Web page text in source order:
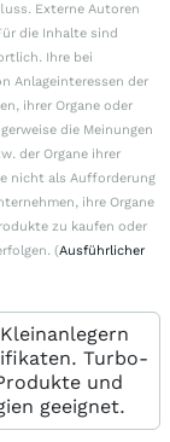
Externe Autoren
die Inhalte sind
Ihre bei
Anlageinteressen der
ihrer Organe oder
die Meinungen
der Organe ihrer
nicht als Aufforderung
ihre Organe
zu kaufen oder
(Ausführlicher
Turbo-
und
geeignet.